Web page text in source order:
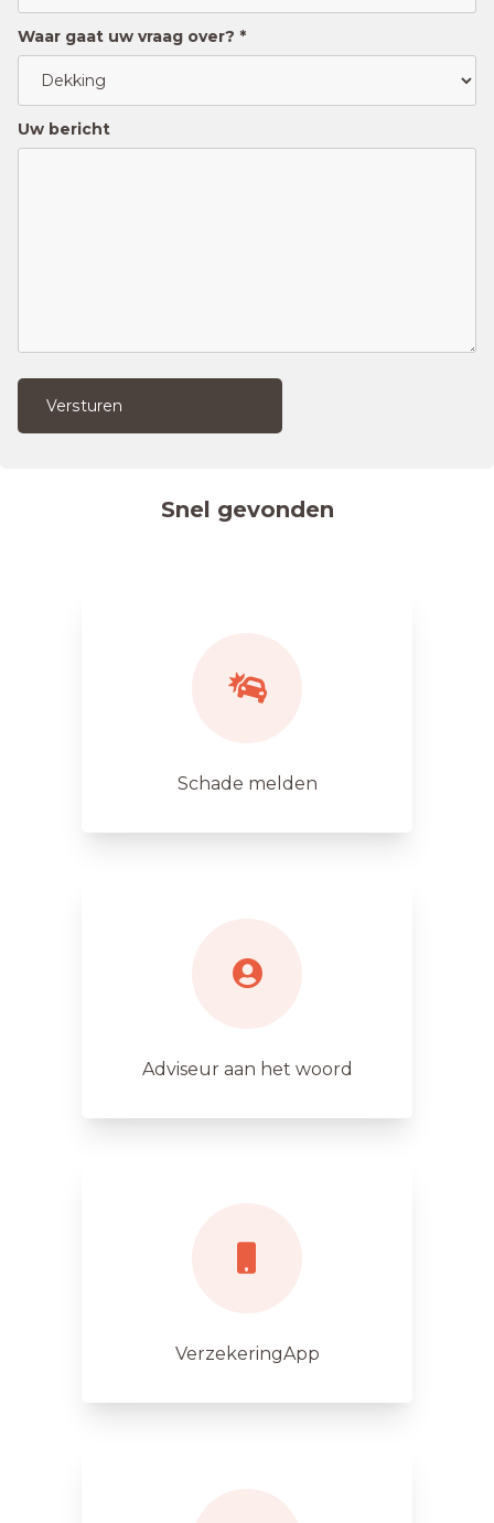
Waar gaat uw vraag over? *
Uw bericht
Versturen
Snel gevonden
Schade melden
Adviseur aan het woord
VerzekeringApp